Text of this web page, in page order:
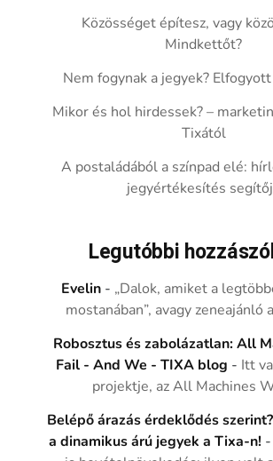
Közösséget építesz, vagy
Mindkettőt?
Nem fogynak a jegyek?
Mikor és hol hirdessek? –
Tixától
A postaládából a színpad elé:
jegyértékesítés
Legutóbbi
Evelin - „Dalok, amiket a
mostanában”, avagy zeneajánló
Robosztus és zabolázatlan: All
Fail - And We - TIXA blog - Itt
projektje, az All Machines
Belépő árazás érdeklődés
a dinamikus árú jegyek a Tixa-n!